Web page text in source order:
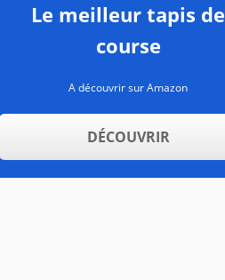
Le meilleur tapis de
course
A découvrir sur Amazon
DÉCOUVRIR